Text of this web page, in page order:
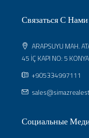
Связаться С Нами
ARAPSUYU MAH.
45 İÇ KAPI NO: 5
+905334997111
Социальные